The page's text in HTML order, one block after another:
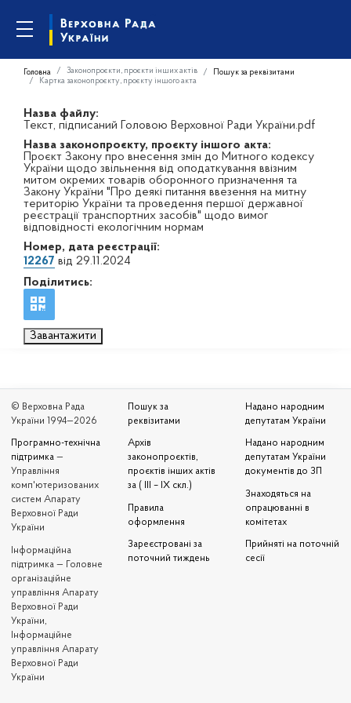
Головна Законопроєкти, проєкти інших актів
Пошук за реквізитами
Картка законопроєкту, проєкту іншого акта
Назва файлу:
Текст, підписаний Головою Верховної Ради України.pdf
Назва законопроєкту, проєкту іншого акта:
Проєкт Закону про внесення змін до Митного кодексу
України щодо звільнення від оподаткування ввізним
митом окремих товарів оборонного призначення та
Закону України "Про деякі питання ввезення на митну
територію України та проведення першої державної
реєстрації транспортних засобів" щодо вимог
відповідності екологічним нормам
Номер, дата реєстрації:
12267 від 29.11.2024
Поділитись:
Завантажити
© Верховна Рада
України 1994—2026
Програмно-технічна
підтримка —
Управління
комп'ютеризованих
систем Апарату
Верховної Ради
України
Iнформаційна
підтримка — Головне
організаційне
управління Апарату
Верховної Ради
України,
Інформаційне
управління Апарату
Верховної Ради
України
Пошук за
реквізитами
Архів
законопроєктів,
проєктів інших актів
за ( III – IX скл.)
Правила
оформлення
Зареєстровані за
поточний тиждень
Надано народним
депутатам України
Надано народним
депутатам України
документів до ЗП
Знаходяться на
опрацюванні в
комітетах
Прийняті на поточній
сесії